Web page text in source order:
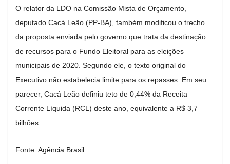
O relator da LDO na Comissão Mista de Orçamento,
deputado Cacá Leão (PP-BA), também modificou o trecho
da proposta enviada pelo governo que trata da destinação
de recursos para o Fundo Eleitoral para as eleições
municipais de 2020. Segundo ele, o texto original do
Executivo não estabelecia limite para os repasses. Em seu
parecer, Cacá Leão definiu teto de 0,44% da Receita
Corrente Líquida (RCL) deste ano, equivalente a R$ 3,7
bilhões.
Fonte: Agência Brasil